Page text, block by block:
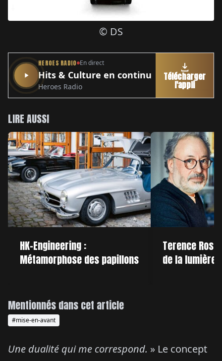
© DS
Une dualité qui me correspond. » Le concept
HEROES RADIO En direct
Hits & Culture en continu
Heroes Radio
Télécharger
l'appli
Mentionnés dans cet article
#mise-en-avant
LIRE AUSSI
HK-Engineering :
Métamorphose des papillons
Terence
de la lumière